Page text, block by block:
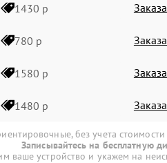
1430 р
780 р
1580 р
1480 р
без учета стоимости
Записывайтесь на бесплатную
ваше устройство и укажем на